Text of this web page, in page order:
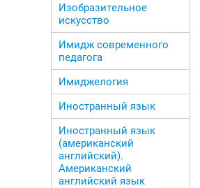
Изобразительное
искусство
Имидж современного
педагога
Имиджелогия
Иностранный язык
Иностранный язык
(американский
английский).
Американский
английский язык